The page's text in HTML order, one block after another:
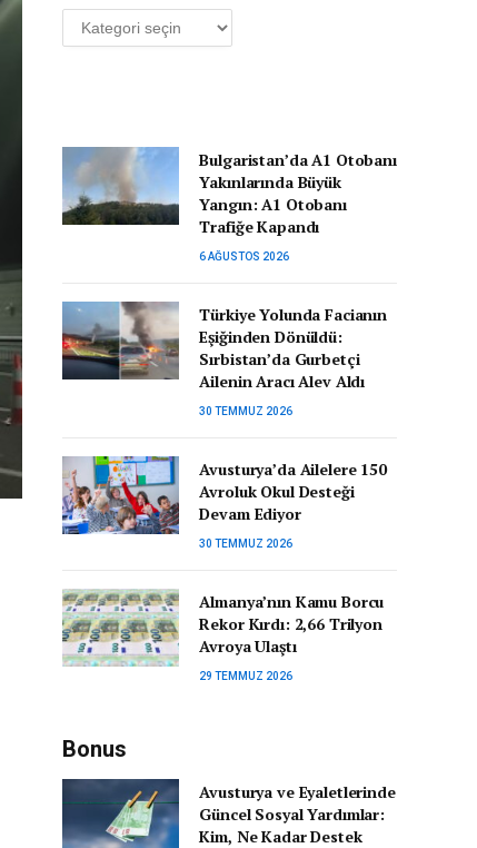
Kategoriler
Bulgaristan’da A1 Otobanı
Yakınlarında Büyük
Yangın: A1 Otobanı
Trafiğe Kapandı
6 AĞUSTOS 2026
Türkiye Yolunda Facianın
Eşiğinden Dönüldü:
Sırbistan’da Gurbetçi
Ailenin Aracı Alev Aldı
30 TEMMUZ 2026
Avusturya’da Ailelere 150
Avroluk Okul Desteği
Devam Ediyor
30 TEMMUZ 2026
Almanya’nın Kamu Borcu
Rekor Kırdı: 2,66 Trilyon
Avroya Ulaştı
29 TEMMUZ 2026
Bonus
Avusturya ve Eyaletlerinde
Güncel Sosyal Yardımlar:
Kim, Ne Kadar Destek